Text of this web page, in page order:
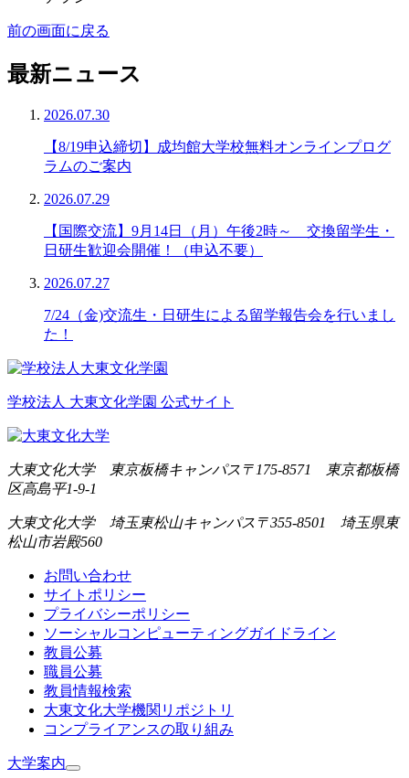
前の画面に戻る
最新ニュース
2026.07.30
【8/19申込締切】成均館大学校無料オンラインプログ
ラムのご案内
2026.07.29
【国際交流】9月14日（月）午後2時～ 交換留学生・
日研生歓迎会開催！（申込不要）
2026.07.27
7/24（金)交流生・日研生による留学報告会を行いまし
た！
学校法人 大東文化学園 公式サイト
大東文化大学 東京板橋キャンパス 〒175-8571 東京都板橋
区高島平1-9-1
大東文化大学 埼玉東松山キャンパス 〒355-8501 埼玉県東
松山市岩殿560
お問い合わせ
サイトポリシー
プライバシーポリシー
ソーシャルコンピューティングガイドライン
教員公募
職員公募
教員情報検索
大東文化大学機関リポジトリ
コンプライアンスの取り組み
大学案内